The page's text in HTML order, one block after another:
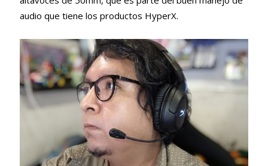
audio que tiene los productos HyperX.